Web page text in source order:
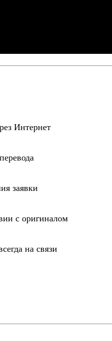
Интернет
заявки
с оригиналом
на связи